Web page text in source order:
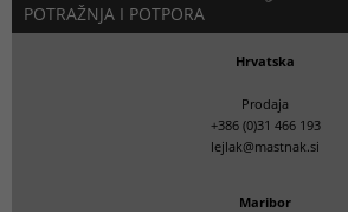
POTRAŽNJA I POTPORA
Hrvatska
Prodaja
+386 (0)31 466 193
lejlak@mastnak.si
Maribor